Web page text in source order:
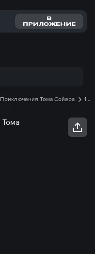
В
ПРИЛОЖЕНИЕ
Приключения Тома Сойера
1